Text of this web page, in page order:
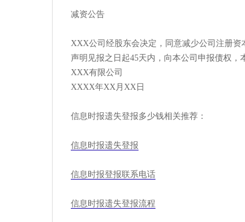
减资公告
XXX公司经股东会决定，同意减少公司注册
声明见报之日起45天内，向本公司申报债权
XXX有限公司
XXXX年XX月XX日
信息时报遗失登报多少钱相关推荐：
信息时报遗失登报
信息时报登报联系电话
信息时报遗失登报流程